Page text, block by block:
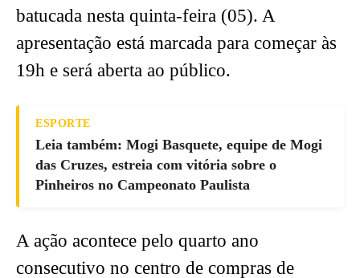
batucada nesta quinta-feira (05). A
apresentação está marcada para começar às
19h e será aberta ao público.
ESPORTE
Leia também: Mogi Basquete, equipe de Mogi
das Cruzes, estreia com vitória sobre o
Pinheiros no Campeonato Paulista
A ação acontece pelo quarto ano
consecutivo no centro de compras de